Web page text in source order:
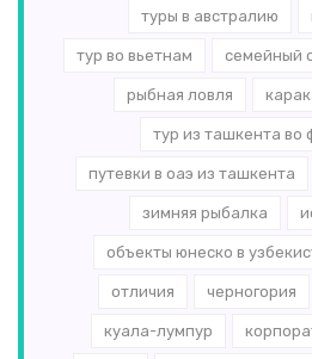
туры в австралию
тур во вьетнам семейный
рыбная ловля
тур из ташкента во
путевки в оаэ из ташкента
зимняя рыбалка
объекты юнеско в
отличия черногория
куала-лумпур